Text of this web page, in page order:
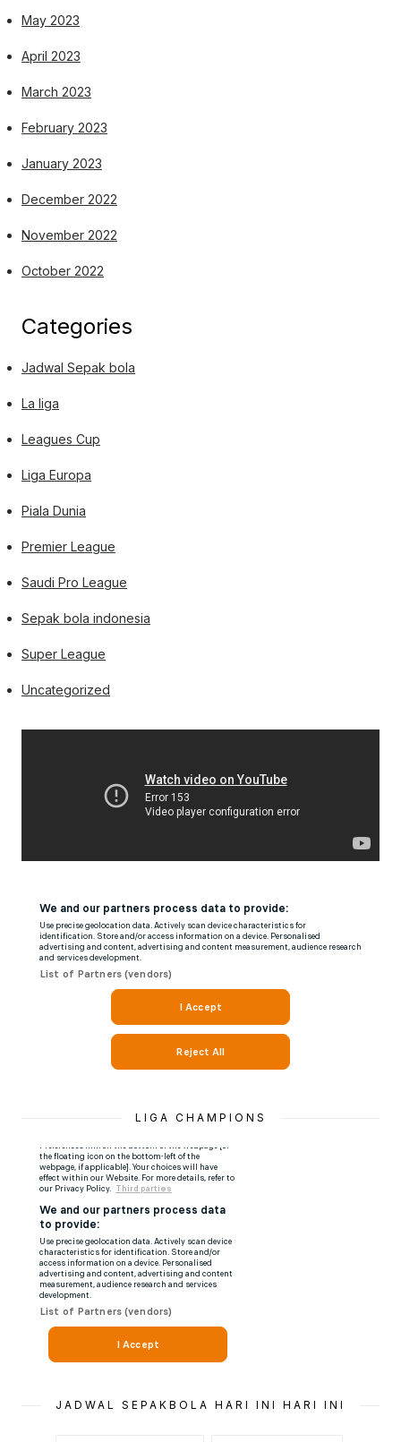
May 2023
April 2023
March 2023
February 2023
January 2023
December 2022
November 2022
October 2022
Categories
Jadwal Sepak bola
La liga
Leagues Cup
Liga Europa
Piala Dunia
Premier League
Saudi Pro League
Sepak bola indonesia
Super League
Uncategorized
LIGA CHAMPIONS
JADWAL SEPAKBOLA HARI INI HARI INI